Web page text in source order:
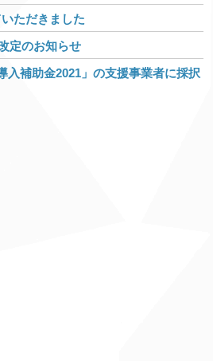
ただきました
定のお知らせ
入補助金2021」の支援事業者に採択